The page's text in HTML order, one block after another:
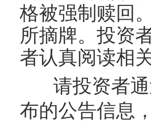
格被强制赎回
所摘牌。投资
者认真阅读相
请投资者
布的公告信息